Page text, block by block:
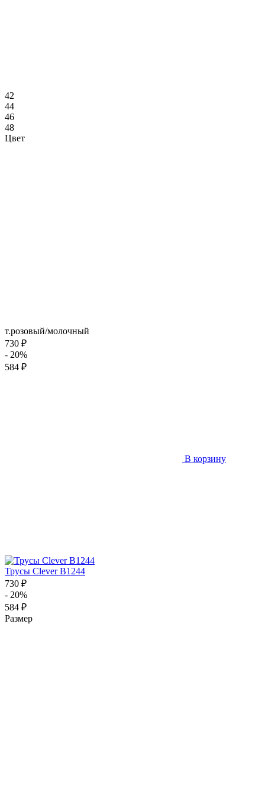
42
44
46
48
Цвет
т.розовый/молочный
730 ₽
- 20%
584 ₽
В корзину
Трусы Clever B1244
730 ₽
- 20%
584 ₽
Размер